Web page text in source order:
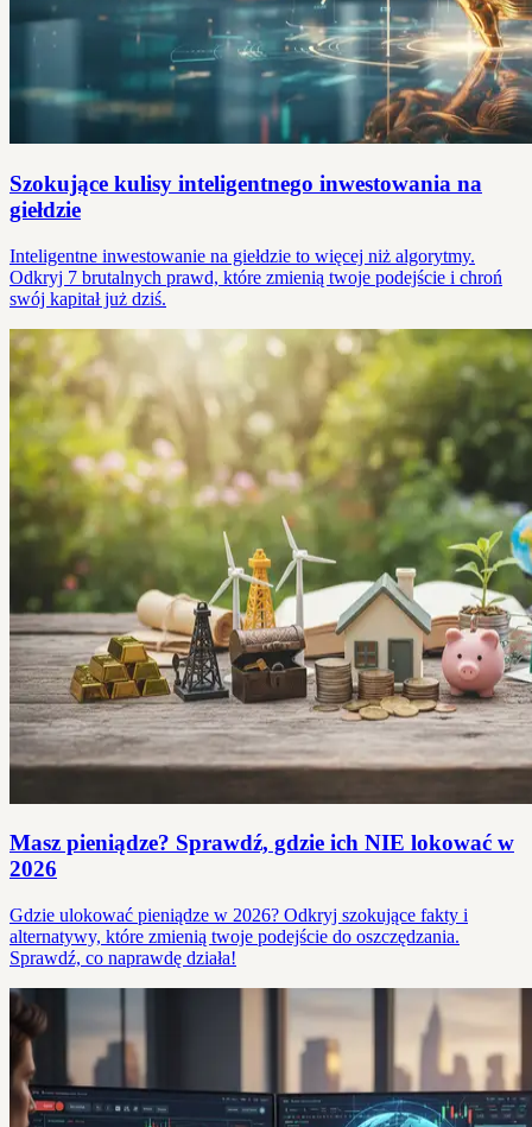
Szokujące kulisy inteligentnego inwestowania na
giełdzie
Inteligentne inwestowanie na giełdzie to więcej niż algorytmy.
Odkryj 7 brutalnych prawd, które zmienią twoje podejście i chroń
swój kapitał już dziś.
Masz pieniądze? Sprawdź, gdzie ich NIE lokować w
2026
Gdzie ulokować pieniądze w 2026? Odkryj szokujące fakty i
alternatywy, które zmienią twoje podejście do oszczędzania.
Sprawdź, co naprawdę działa!